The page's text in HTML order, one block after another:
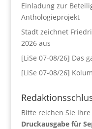
Einladung zur
Anthologieprojekt
Stadt zeichnet
2026 aus
[LiSe 07-08/26] Das
[LiSe 07-08/26]
Bitte reichen Sie
Druckausgabe für